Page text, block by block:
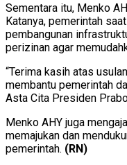
Sementara itu, Menko
Katanya, pemerintah
pembangunan
perizinan agar
“Terima kasih atas
membantu pemerintah
Asta Cita Presiden
Menko AHY juga
memajukan dan
pemerintah. (RN)